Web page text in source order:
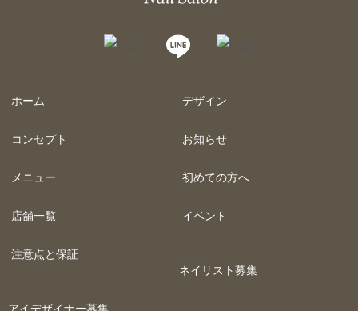
ホーム
コンセプト
メニュー
店舗一覧
注意点と保証
デザイン
お知らせ
初めての方へ
イベント
ネイリスト募集